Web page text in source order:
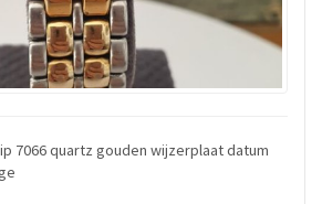
7066 quartz gouden wijzerplaat datum